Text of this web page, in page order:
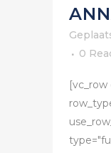
0
[vc_row